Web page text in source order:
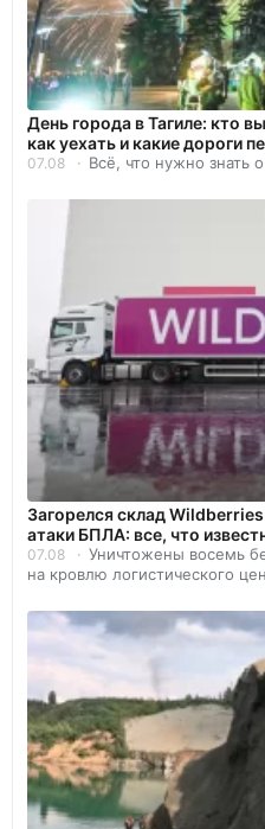
День города в Тагиле: кто
как уехать и какие дороги
07.08 Всё, что нужно знать
Загорелся склад
атаки БПЛА: все, что
07.08
Уничтожены восемь
на кровлю логистического